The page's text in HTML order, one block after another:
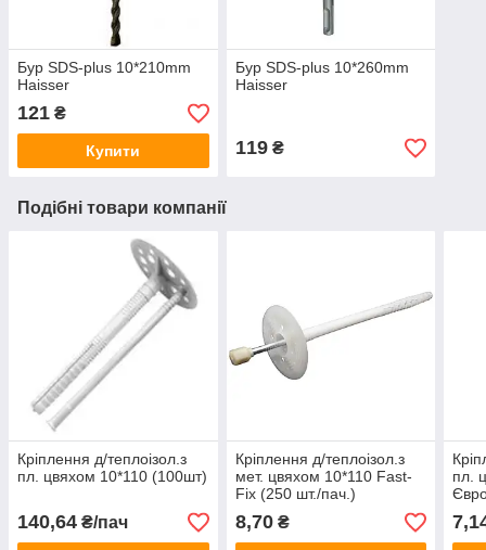
Бур SDS-plus 10*210mm
Haisser
121 ₴
Купити
Бур SDS-plus 10*260mm
Haisser
119₴
Подібні товари компанії
Кріплення д/теплоізол.з
пл. цвяхом 10*110 (100шт)
140,64 ₴/пач
Кріплення д/теплоізол.з
мет. цвяхом 10*110 Fast-
Fix (250 шт./пач.)
8,70₴
пл.